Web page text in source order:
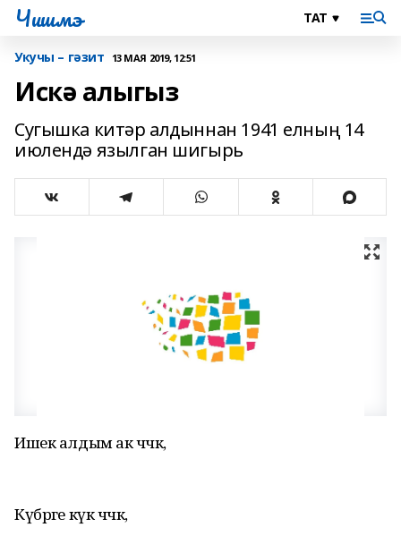
Чишмэ
Укучы – гәзит 13 МАЯ 2019, 12:51
Искә алыгыз
Сугышка китәр алдыннан 1941 елның 14
июлендә язылган шигырь
Ишек алдым ак чәчкә,
Күбрәге күк чәчкә,